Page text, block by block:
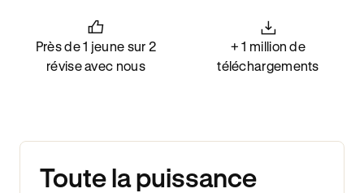
Près de 1 jeune sur 2
révise avec nous
+ 1 million de
téléchargements
Toute la puissance